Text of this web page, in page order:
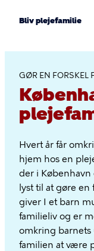
Bliv plejefamilie
GØR EN FORSKEL
Hvert år får
hjem hos en
der i
lyst til at gøre
giver I et barn
familieliv og er
omkring
familien at være